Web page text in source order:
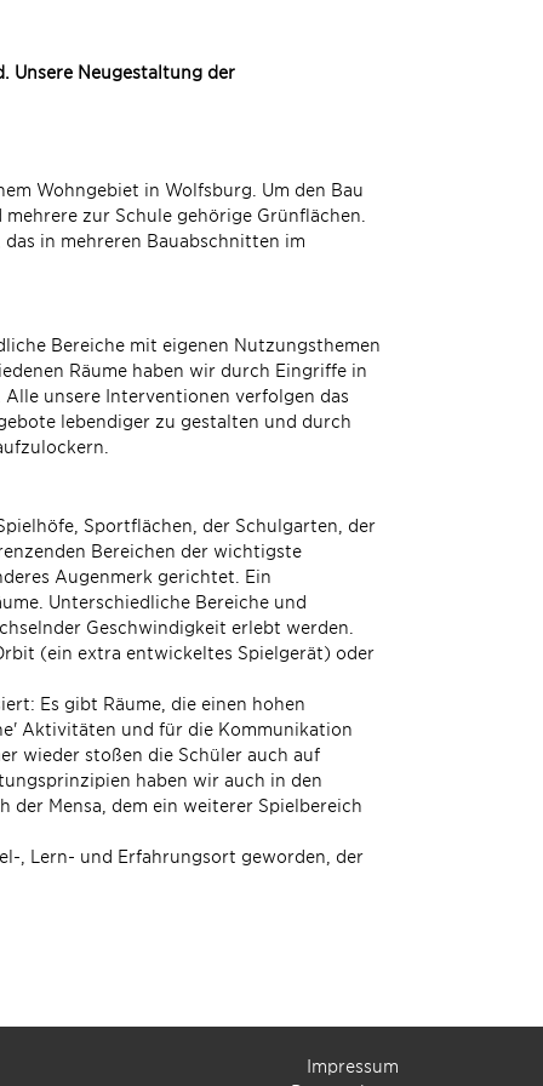
Unsere Neugestaltung der
Wohngebiet in Wolfsburg. Um den Bau
zur Schule gehörige Grünflächen.
in mehreren Bauabschnitten im
Bereiche mit eigenen Nutzungsthemen
Räume haben wir durch Eingriffe in
unsere Interventionen verfolgen das
lebendiger zu gestalten und durch
Sportflächen, der Schulgarten, der
Bereichen der wichtigste
Augenmerk gerichtet. Ein
Unterschiedliche Bereiche und
Geschwindigkeit erlebt werden.
(ein extra entwickeltes Spielgerät) oder
Es gibt Räume, die einen hohen
Aktivitäten und für die Kommunikation
wieder stoßen die Schüler auch auf
haben wir auch in den
Mensa, dem ein weiterer Spielbereich
, Lern- und Erfahrungsort geworden, der
Impressum